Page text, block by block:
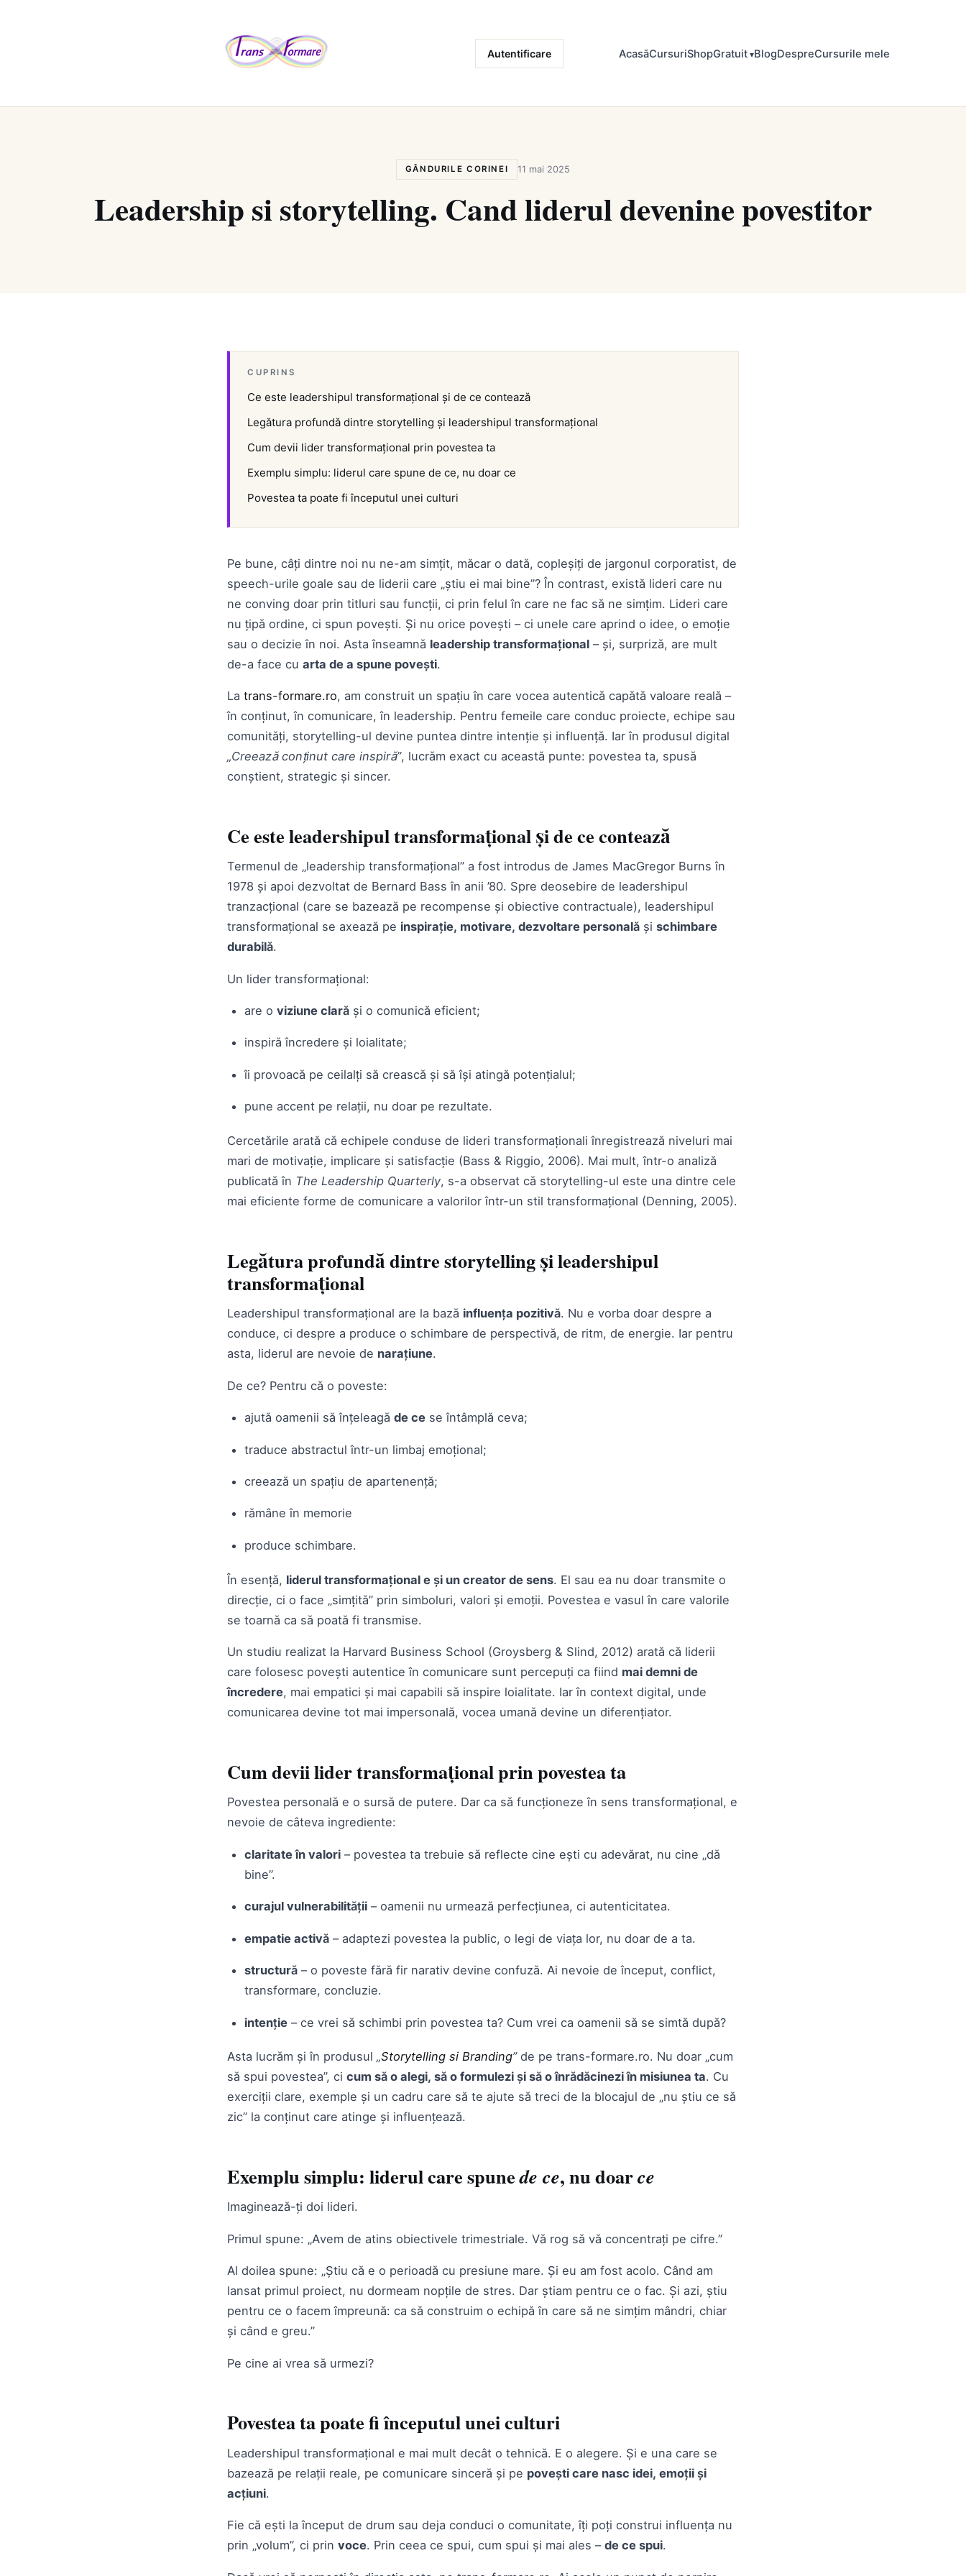
Autentificare AcasăCursuriShopGratuit BlogDespreCursurile mele
GÂNDURILE CORINEI 11 mai 2025
Leadership si storytelling. Cand liderul devenine povestitor
CUPRINS
Ce este leadershipul transformațional și de ce contează
Legătura profundă dintre storytelling și leadershipul transformațional
Cum devii lider transformațional prin povestea ta
Exemplu simplu: liderul care spune de ce, nu doar ce
Povestea ta poate fi începutul unei culturi
Pe bune, câți dintre noi nu ne-am simțit, măcar o dată, copleșiți de jargonul corporatist, de
speech-urile goale sau de liderii care „știu ei mai bine”? În contrast, există lideri care nu
ne conving doar prin titluri sau funcții, ci prin felul în care ne fac să ne simțim. Lideri care
nu țipă ordine, ci spun povești. Și nu orice povești – ci unele care aprind o idee, o emoție
sau o decizie în noi. Asta înseamnă leadership transformațional – și, surpriză, are mult
de-a face cu arta de a spune povești.
La trans-formare.ro, am construit un spațiu în care vocea autentică capătă valoare reală –
în conținut, în comunicare, în leadership. Pentru femeile care conduc proiecte, echipe sau
comunități, storytelling-ul devine puntea dintre intenție și influență. Iar în produsul digital
„Creează conținut care inspiră”, lucrăm exact cu această punte: povestea ta, spusă
conștient, strategic și sincer.
Ce este leadershipul transformațional și de ce contează
Termenul de „leadership transformațional” a fost introdus de James MacGregor Burns în
1978 și apoi dezvoltat de Bernard Bass în anii ’80. Spre deosebire de leadershipul
tranzacțional (care se bazează pe recompense și obiective contractuale), leadershipul
transformațional se axează pe inspirație, motivare, dezvoltare personală și schimbare
durabilă.
Un lider transformațional:
are o viziune clară și o comunică eficient;
inspiră încredere și loialitate;
îi provoacă pe ceilalți să crească și să își atingă potențialul;
pune accent pe relații, nu doar pe rezultate.
Cercetările arată că echipele conduse de lideri transformaționali înregistrează niveluri mai
mari de motivație, implicare și satisfacție (Bass & Riggio, 2006). Mai mult, într-o analiză
publicată în The Leadership Quarterly, s-a observat că storytelling-ul este una dintre cele
mai eficiente forme de comunicare a valorilor într-un stil transformațional (Denning, 2005).
Legătura profundă dintre storytelling și leadershipul
transformațional
Leadershipul transformațional are la bază influența pozitivă. Nu e vorba doar despre a
conduce, ci despre a produce o schimbare de perspectivă, de ritm, de energie. Iar pentru
asta, liderul are nevoie de narațiune.
De ce? Pentru că o poveste:
ajută oamenii să înțeleagă de ce se întâmplă ceva;
traduce abstractul într-un limbaj emoțional;
creează un spațiu de apartenență;
rămâne în memorie
produce schimbare.
În esență, liderul transformațional e și un creator de sens. El sau ea nu doar transmite o
direcție, ci o face „simțită” prin simboluri, valori și emoții. Povestea e vasul în care valorile
se toarnă ca să poată fi transmise.
Un studiu realizat la Harvard Business School (Groysberg & Slind, 2012) arată că liderii
care folosesc povești autentice în comunicare sunt percepuți ca fiind mai demni de
încredere, mai empatici și mai capabili să inspire loialitate. Iar în context digital, unde
comunicarea devine tot mai impersonală, vocea umană devine un diferențiator.
Cum devii lider transformațional prin povestea ta
Povestea personală e o sursă de putere. Dar ca să funcționeze în sens transformațional, e
nevoie de câteva ingrediente:
claritate în valori – povestea ta trebuie să reflecte cine ești cu adevărat, nu cine „dă
bine”.
curajul vulnerabilității – oamenii nu urmează perfecțiunea, ci autenticitatea.
empatie activă – adaptezi povestea la public, o legi de viața lor, nu doar de a ta.
structură – o poveste fără fir narativ devine confuză. Ai nevoie de început, conflict,
transformare, concluzie.
intenție – ce vrei să schimbi prin povestea ta? Cum vrei ca oamenii să se simtă după?
Asta lucrăm și în produsul „Storytelling si Branding”de pe trans-formare.ro. Nu doar „cum
să spui povestea”, ci cum să o alegi, să o formulezi și să o înrădăcinezi în misiunea ta. Cu
exerciții clare, exemple și un cadru care să te ajute să treci de la blocajul de „nu știu ce să
zic” la conținut care atinge și influențează.
Exemplu simplu: liderul care spunede ce, nu doarce
Imaginează-ți doi lideri.
Primul spune: „Avem de atins obiectivele trimestriale. Vă rog să vă concentrați pe cifre.”
Al doilea spune: „Știu că e o perioadă cu presiune mare. Și eu am fost acolo. Când am
lansat primul proiect, nu dormeam nopțile de stres. Dar știam pentru ce o fac. Și azi, știu
pentru ce o facem împreună: ca să construim o echipă în care să ne simțim mândri, chiar
și când e greu.”
Pe cine ai vrea să urmezi?
Povestea ta poate fi începutul unei culturi
Leadershipul transformațional e mai mult decât o tehnică. E o alegere. Și e una care se
bazează pe relații reale, pe comunicare sinceră și pe povești care nasc idei, emoții și
acțiuni.
Fie că ești la început de drum sau deja conduci o comunitate, îți poți construi influența nu
prin „volum”, ci prin voce. Prin ceea ce spui, cum spui și mai ales – de ce spui.